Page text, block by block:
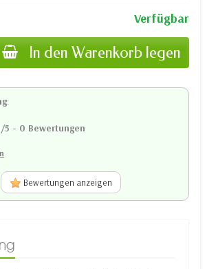
Verfügbar
In den Warenkorb legen
:
/5 - 0 Bewertungen
Bewertungen anzeigen